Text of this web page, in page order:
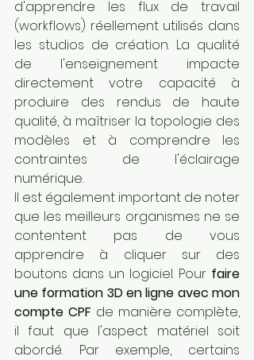
d'apprendre les flux de travail
(workflows) réellement utilisés dans
les studios de création. La qualité
de l'enseignement impacte
directement votre capacité à
produire des rendus de haute
qualité, à maîtriser la topologie des
modèles et à comprendre les
contraintes de l'éclairage
numérique.
Il est également important de noter
que les meilleurs organismes ne se
contentent pas de vous
apprendre à cliquer sur des
boutons dans un logiciel. Pour faire
une formation 3D en ligne avec mon
compte CPF de manière complète,
il faut que l'aspect matériel soit
abordé. Par exemple, certains